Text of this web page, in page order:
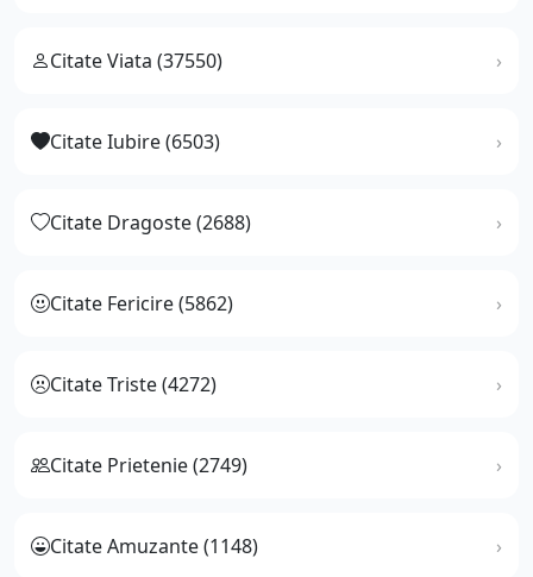
Citate Viata (37550)
Citate Iubire (6503)
Citate Dragoste (2688)
Citate Fericire (5862)
Citate Triste (4272)
Citate Prietenie (2749)
Citate Amuzante (1148)